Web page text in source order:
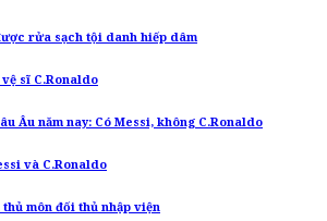
rửa sạch tội danh hiếp dâm
sĩ C.Ronaldo
Âu năm nay: Có Messi, không C.Ronaldo
và C.Ronaldo
môn đối thủ nhập viện